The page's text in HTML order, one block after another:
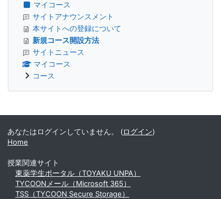
マイコース
サイトアナウンスメント
本サイトへの登録について
新規コース開設方法
サイトニュース
マイコース
コース
補助ブロック
あなたはログインしていません。 (ログイン)
Home
授業関連サイト
東薬学生ポータル（TOYAKU UNPA）
TYCOONメール（Microsoft 365）
TSS（TYCOON Secure Storage）